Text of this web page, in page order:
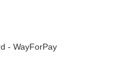
- WayForPay